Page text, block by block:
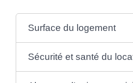
Surface du logement
Sécurité et santé du